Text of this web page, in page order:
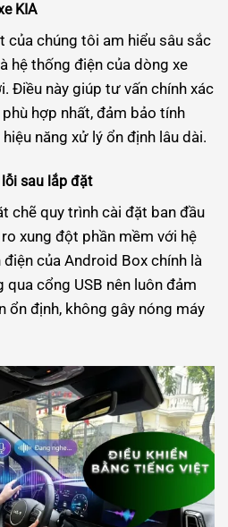
KIA
của chúng tôi am hiểu sâu sắc
hệ thống điện của dòng xe
Điều này giúp tư vấn chính xác
hợp nhất, đảm bảo tính
năng xử lý ổn định lâu dài.
sau lắp đặt
chẽ quy trình cài đặt ban đầu
xung đột phần mềm với hệ
của Android Box chính là
qua cổng USB nên luôn đảm
ổn định, không gây nóng máy